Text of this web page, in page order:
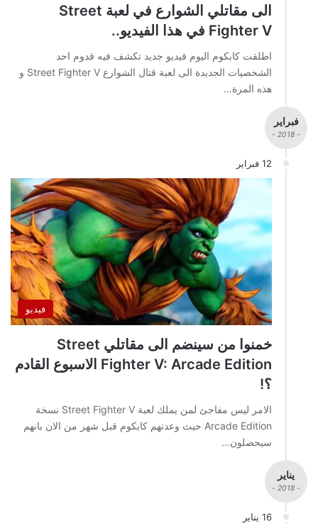
الى مقاتلي الشوارع في لعبة Street
Fighter V في هذا الفيديو..
اطلقت كابكوم اليوم فيديو جديد تكشف فيه قدوم احد
الشخصيات الجديدة الى لعبة قتال الشوارع Street Fighter V و
هذه المرة…
فبراير
- 2018 -
12 فبراير
فيديو
خمنوا من سينضم الى مقاتلي Street
Fighter V: Arcade Edition الاسبوع القادم
؟!
الامر ليس مفاجئ لمن يملك لعبة Street Fighter V نسخة
Arcade Edition حيث وعدتهم كابكوم قبل شهر من الان بانهم
سيحصلون…
يناير
- 2018 -
16 يناير